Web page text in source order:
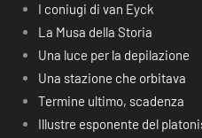
I coniugi di van Eyck
La Musa della Storia
Una luce per la depilazione
Una stazione che orbitava
Termine ultimo, scadenza
Illustre esponente del